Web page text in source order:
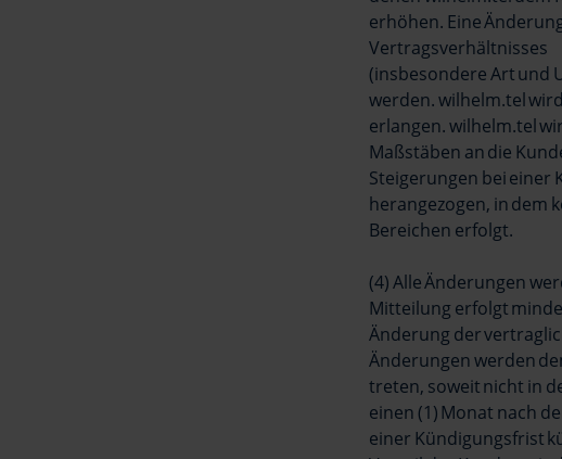
erhöhen. Eine
Vertragsverhältnisses
(insbesondere Art und
werden. wilhelm.tel
erlangen. wilhelm.tel
Maßstäben an die
Steigerungen bei einer
herangezogen, in dem
Bereichen erfolgt.
(4) Alle Änderungen
Mitteilung erfolgt
Änderung der
Änderungen werden
treten, soweit nicht in
einen (1) Monat nach
einer Kündigungsfrist